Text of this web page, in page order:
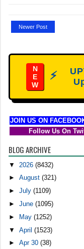
Newer Post
N
E
W
⚡
JOIN US ON
Follow Us On
BLOG ARCHIVE
▼2026(8432)
►August(321)
►July(1109)
►June(1095)
►
May(1252)
▼April(1523)
►Apr 30(38)